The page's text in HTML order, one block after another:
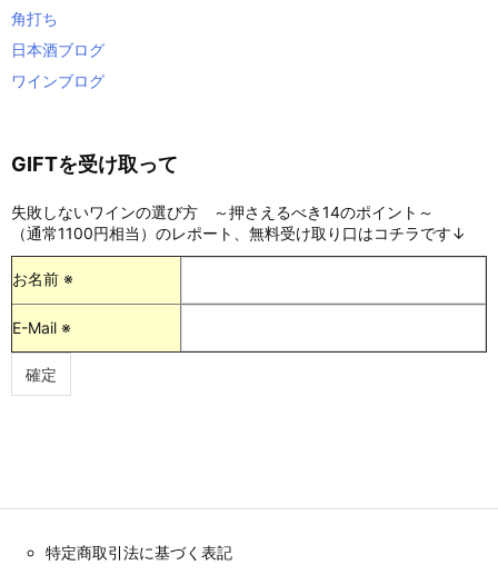
角打ち
日本酒ブログ
ワインブログ
GIFTを受け取って
失敗しないワインの選び方 ～押さえるべき14のポイント～
（通常1100円相当）のレポート、無料受け取り口はコチラです↓
お名前 ※
E-Mail ※
特定商取引法に基づく表記